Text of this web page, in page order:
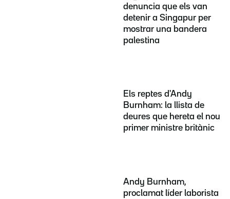
denuncia que els van
detenir a Singapur per
mostrar una bandera
palestina
Els reptes d'Andy
Burnham: la llista de
deures que hereta el nou
primer ministre britànic
Andy Burnham,
proclamat líder laborista